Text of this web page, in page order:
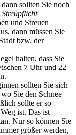
sollten Sie noch
Streupflicht
und Streuen
dann müssen Sie
bzw. der
halten, dass Sie
7 Uhr und 22
sollten Sie sich
Sie den Schnee
sollte er so
ist. Das ist
Nur so können Sie
größer werden,